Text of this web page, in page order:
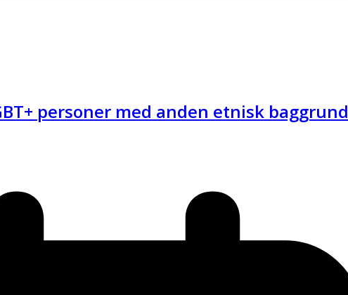
personer med anden etnisk baggrund